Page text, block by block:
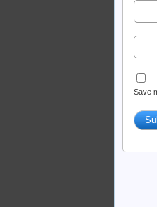
Save